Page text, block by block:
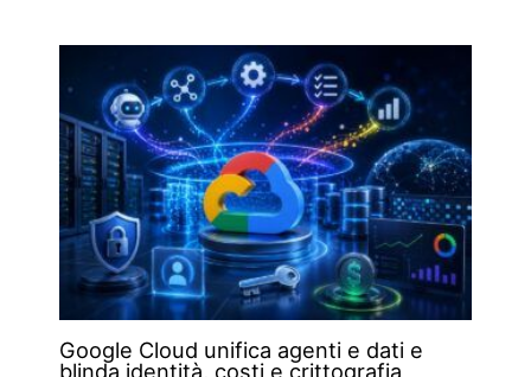
Google Cloud unifica agenti e dati e
blinda identità, costi e crittografia